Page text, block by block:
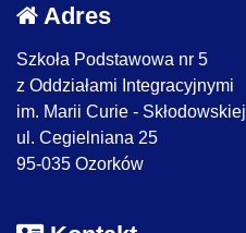
Adres
Szkoła Podstawowa nr 5
z Oddziałami Integracyjnymi
im. Marii Curie - Skłodowskiej
ul. Cegielniana 25
95-035 Ozorków